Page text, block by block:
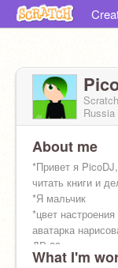
Russia
About me
*Привет я
читать книги и
*Я мальчик
*цвет
аватарка
ДР 29 августа
What I'm